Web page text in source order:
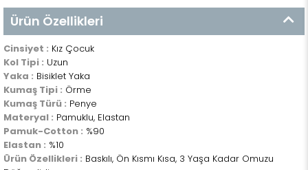
Ürün Özellikleri
Cinsiyet : Kız Çocuk
Kol Tipi : Uzun
Yaka : Bisiklet Yaka
Kumaş Tipi : Örme
Kumaş Türü : Penye
Materyal : Pamuklu, Elastan
Pamuk-Cotton : %90
Elastan : %10
Ürün Özellikleri : Baskılı, Ön Kısmı Kısa, 3 Yaşa Kadar Omuzu